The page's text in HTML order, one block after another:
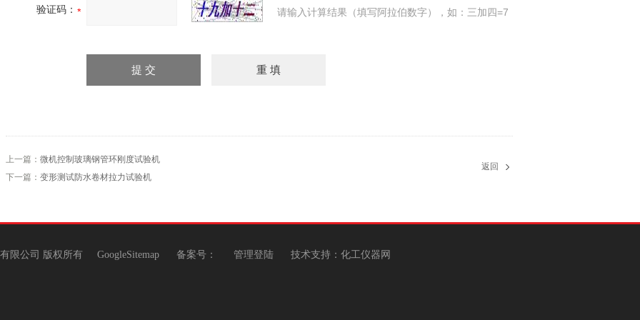
验证码： 请输入计算结果（填写阿拉伯数字），如：三加四=7
上一篇： 微机控制玻璃钢管环刚度试验机
下一篇： 变形测试防水卷材拉力试验机
返回
有限公司 版权所有 GoogleSitemap备案号： 管理登陆技术支持： 化工仪器网